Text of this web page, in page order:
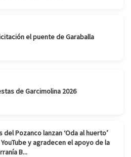
el puente de Garaballa
de Garcimolina 2026
del Pozanco lanzan ‘Oda al huerto’
y agradecen el apoyo de la
B...